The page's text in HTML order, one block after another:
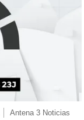
Antena 3 Noticias